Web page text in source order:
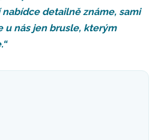
detailně známe, sami
u nás jen brusle, kterým